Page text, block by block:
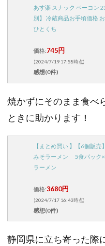
あす楽 スナック ベーコン
別】 冷蔵商品お手頃価格
ひとくち
価格:745円
(2024/7/19 17:58時点)
感想(0件)
焼かずにそのまま食べ
ときに助かります！
【まとめ買い 】【6個販売
みそラーメン 5食パッ
ラーメン
価格:3680円
(2024/7/17 16:43時点)
感想(0件)
静岡県に立ち寄った際